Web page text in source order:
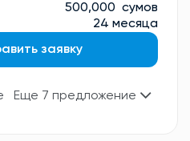
500,000 сумов
24 месяца
заявку
Еще 7 предложение